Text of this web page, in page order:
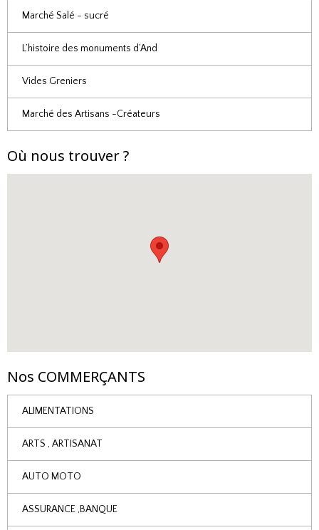
Marché Salé - sucré
L’histoire des monuments d’And
Vides Greniers
Marché des Artisans -Créateurs
Où nous trouver ?
Nos COMMERÇANTS
ALIMENTATIONS
ARTS , ARTISANAT
AUTO MOTO
ASSURANCE ,BANQUE